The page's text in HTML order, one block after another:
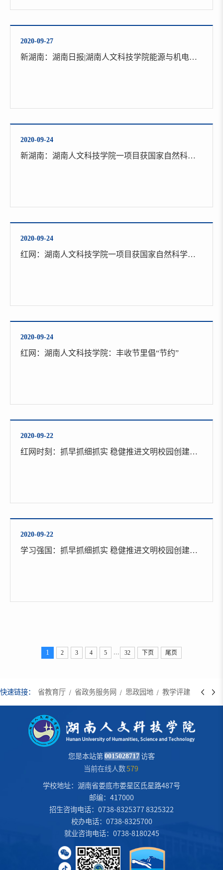
南人文科技学院4333名2020级新生开始报到。当天恰逢
5位新生生日，校长刘和云来到创新创业学院咖啡吧，
“欢迎大家融入湖南人文科...
2020-09-27
新湖南：湖南日报|湖南人文科技学院能源与机电工程学院入选全省“三全育人”综合改革试点院系
2020-09-24
新湖南：湖南人文科技学院一项目获国家自然科学青年科学基金资助
2020-09-24
红网：湖南人文科技学院一项目获国家自然科学青年科学基金资助
2020-09-24
红网：湖南人文科技学院：丰收节里倡“节约”
2020-09-22
红网时刻：抓早抓细抓实 稳健推进文明校园创建——湖南人文科技学院创建全国文明校园“六度”特色
2020-09-22
学习强国：抓早抓细抓实 稳健推进文明校园创建——湖南人文科技学院创建全国文明校园“六度”特色
1 2 3 4 5 ... 32 下页 尾页
快速链接： 省教育厅 省政务服务网 思政园地 教学评建 后勤招
您是本站第 0015028717 访客
当前在线人数 579
学校地址：湖南省娄底市娄星区氐星路487号
邮编：417000
招生咨询电话：0738-8325377 8325322
校办电话：0738-8325700
就业咨询电话：0738-8180245